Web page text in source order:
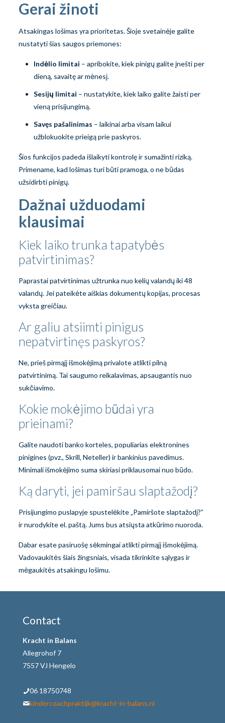
Gerai žinoti
Atsakingas lošimas yra prioritetas. Šioje svetainėje galite
nustatyti šias saugos priemones:
Indėlio limitai – apribokite, kiek pinigų galite įnešti per
dieną, savaitę ar mėnesį.
Sesijų limitai – nustatykite, kiek laiko galite žaisti per
vieną prisijungimą.
Savęs pašalinimas – laikinai arba visam laikui
užblokuokite prieigą prie paskyros.
Šios funkcijos padeda išlaikyti kontrolę ir sumažinti riziką.
Primename, kad lošimas turi būti pramoga, o ne būdas
užsidirbti pinigų.
Dažnai užduodami
klausimai
Kiek laiko trunka tapatybės
patvirtinimas?
Paprastai patvirtinimas užtrunka nuo kelių valandų iki 48
valandų. Jei pateikėte aiškias dokumentų kopijas, procesas
vyksta greičiau.
Ar galiu atsiimti pinigus
nepatvirtinęs paskyros?
Ne, prieš pirmąjį išmokėjimą privalote atlikti pilną
patvirtinimą. Tai saugumo reikalavimas, apsaugantis nuo
sukčiavimo.
Kokie mokėjimo būdai yra
prieinami?
Galite naudoti banko korteles, populiarias elektronines
pinigines (pvz., Skrill, Neteller) ir bankinius pavedimus.
Minimali išmokėjimo suma skiriasi priklausomai nuo būdo.
Ką daryti, jei pamiršau slaptažodį?
Prisijungimo puslapyje spustelėkite „Pamiršote slaptažodį?”
ir nurodykite el. paštą. Jums bus atsiųsta atkūrimo nuoroda.
Dabar esate pasiruošę sėkmingai atlikti pirmąjį išmokėjimą.
Vadovaukitės šiais žingsniais, visada tikrinkite sąlygas ir
mėgaukitės atsakingu lošimu.
Contact
Kracht in Balans
Allegrohof 7
7557 VJ Hengelo
06 18750748
kindercoachpraktijk@kracht-in-balans.nl